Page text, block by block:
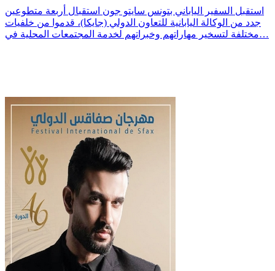
استقبل السفير الياباني بتونس سايتو جون استقبال أربعة متطوعين
جدد من الوكالة اليابانية للتعاون الدولي (جايكا)، قدموا من خلفيات
مختلفة لتسخير مهاراتهم وخبراتهم لخدمة المجتمعات المحلية في…